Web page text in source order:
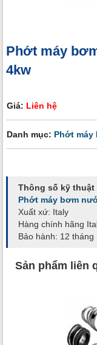
Phớt máy
4kw
Giá: Liên hệ
Danh mục: Phớt máy
Thông số kỹ thuật
Phớt máy bơm
Xuất xứ: Italy
Hàng chính hãng
Bảo hành: 12 tháng
Sản phẩm liên